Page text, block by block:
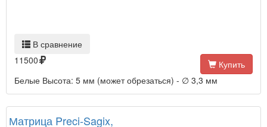
В сравнение
11500
Купить
Белые Высота: 5 мм (может обрезаться) - ∅ 3,3 мм
Матрица Preci-Sagix,